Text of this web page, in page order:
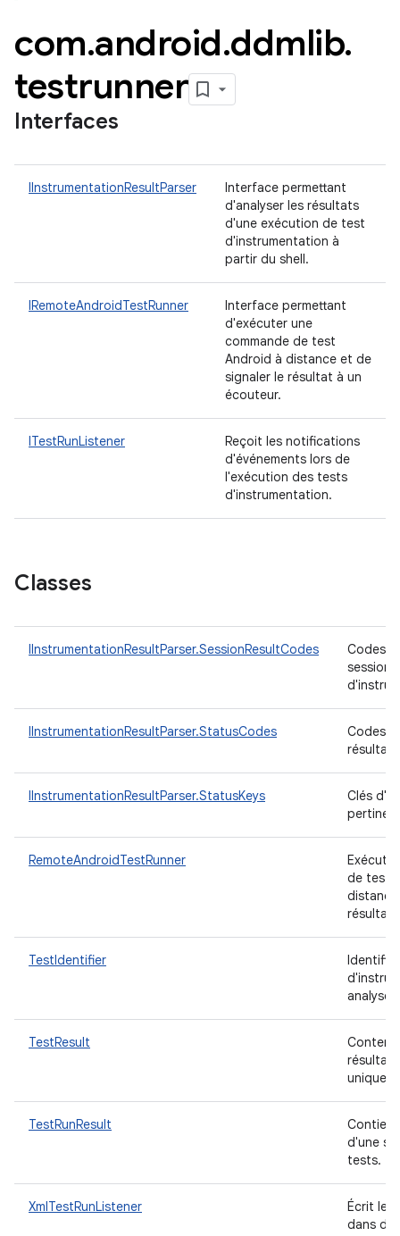
com.android.ddmlib.
testrunner
Interfaces
IInstrumentationResultParser
Interface permettant
d'analyser les résultats
d'une exécution de test
d'instrumentation à
partir du shell.
IRemoteAndroidTestRunner
Interface permettant
d'exécuter une
commande de test
Android à distance et de
signaler le résultat à un
écouteur.
ITestRunListener
Reçoit les notifications
d'événements lors de
l'exécution des tests
d'instrumentation.
Classes
IInstrumentationResultParser.SessionResultCodes
Codes
session
IInstrumentationResultParser.StatusCodes
Codes
IInstrumentationResultParser.StatusKeys
Clés
RemoteAndroidTestRunner
Exécute
de test
TestIdentifier
Identifie
analysé.
TestResult
résultat
unique.
TestRunResult
d'une
tests.
XmlTestRunListener
Écrit les
dans